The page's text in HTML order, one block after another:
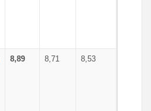
8,89 8,71 8,53